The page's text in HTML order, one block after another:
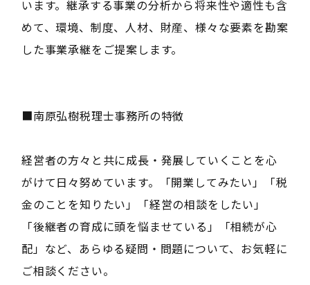
います。継承する事業の分析から将来性や適性も含
めて、環境、制度、人材、財産、様々な要素を勘案
した事業承継をご提案します。
■南原弘樹税理士事務所の特徴
経営者の方々と共に成長・発展していくことを心
がけて日々努めています。「開業してみたい」「税
金のことを知りたい」「経営の相談をしたい」
「後継者の育成に頭を悩ませている」「相続が心
配」など、あらゆる疑問・問題について、お気軽に
ご相談ください。